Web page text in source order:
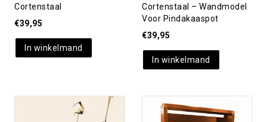
Cortenstaal
€39,95
In winkelmand
Cortenstaal – Wandmodel
Voor Pindakaaspot
€39,95
In winkelmand